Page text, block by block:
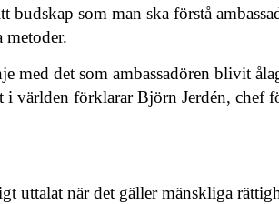
som man ska förstå
metoder.
det som ambassadören blivit
i världen förklararBjörn Jerdén, chef f
uttalat när det gäller mänskliga